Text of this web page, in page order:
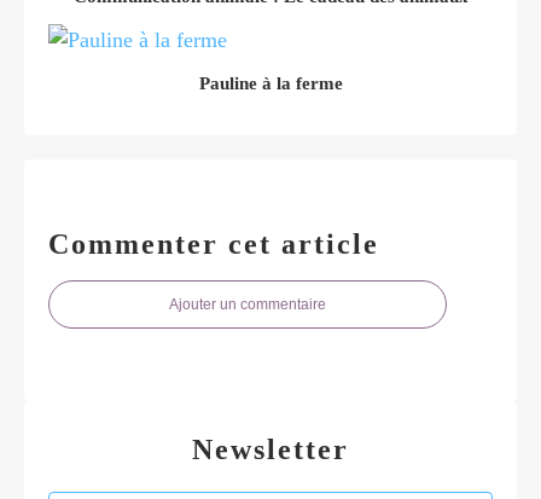
Pauline à la ferme
Commenter cet article
Ajouter un commentaire
Newsletter